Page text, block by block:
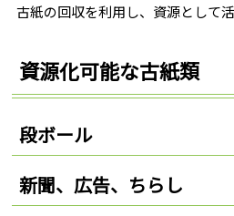
古紙の回収を利用し、資源として活
資源化可能な古紙類
段ボール
新聞、広告、ちらし